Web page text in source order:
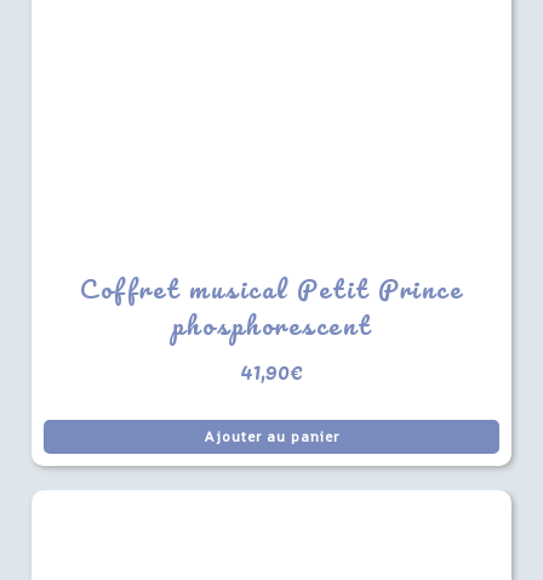
Coffret musical Petit Prince
phosphorescent
41,90€
Ajouter au panier